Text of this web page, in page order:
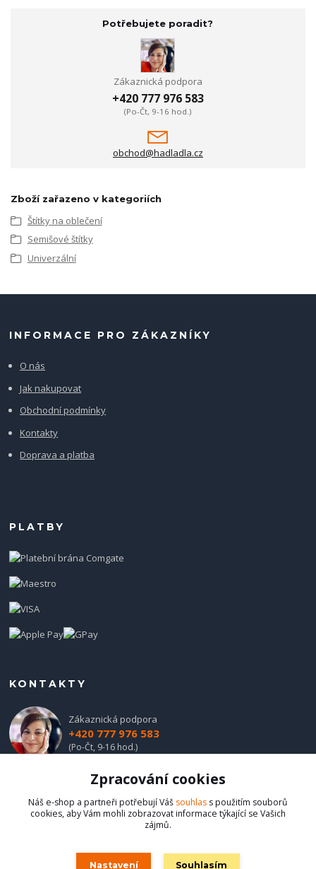
Potřebujete poradit?
Zákaznická podpora
+420 777 976 583
(Po-Čt, 9-16 hod.)
obchod@hadladla.cz
Zboží zařazeno v kategoriích
Štítky na oblečení
Semišové štítky
Univerzální
INFORMACE PRO ZÁKAZNÍKY
O nás
Jak nakupovat
Obchodní podmínky
Kontakty
Doprava a platba
PLATBY
KONTAKTY
Zákaznická podpora
+420 777 976 583
(Po-Čt, 9-16 hod.)
obchod@hadladla.cz
Zpracování cookies
Náš e-shop a partneři potřebují Váš souhlas s použitím souborů
cookies, aby Vám mohli zobrazovat informace týkající se Vašich
zájmů.
Nastavení Souhlasím